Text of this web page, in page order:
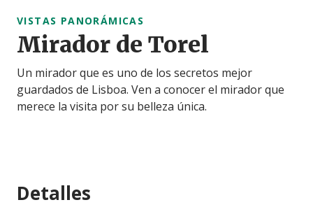
VISTAS PANORÁMICAS
Mirador de Torel
Un mirador que es uno de los secretos mejor
guardados de Lisboa. Ven a conocer el mirador que
merece la visita por su belleza única.
Detalles